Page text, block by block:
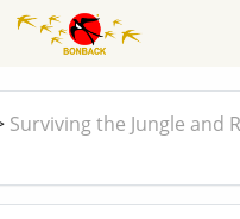
Surviving the Jungle and